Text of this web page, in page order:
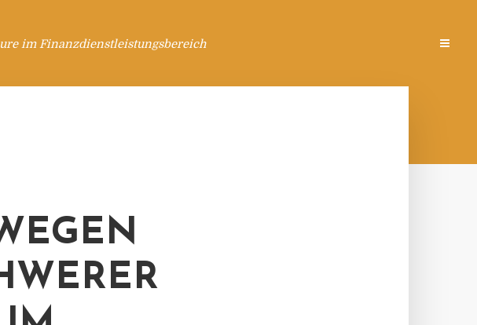
im Finanzdienstleistungsbereich